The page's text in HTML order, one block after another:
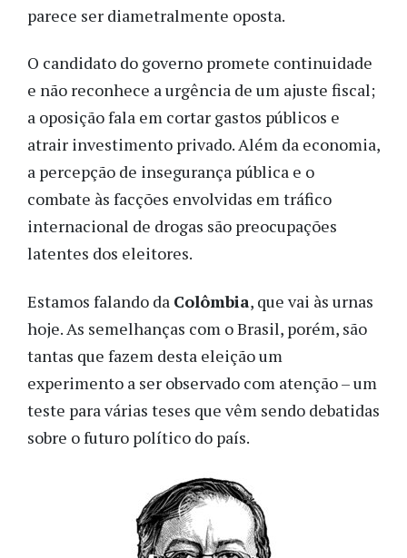
parece ser diametralmente oposta.
O candidato do governo promete continuidade
e não reconhece a urgência de um ajuste fiscal;
a oposição fala em cortar gastos públicos e
atrair investimento privado. Além da economia,
a percepção de insegurança pública e o
combate às facções envolvidas em tráfico
internacional de drogas são preocupações
latentes dos eleitores.
Estamos falando da Colômbia, que vai às urnas
hoje. As semelhanças com o Brasil, porém, são
tantas que fazem desta eleição um
experimento a ser observado com atenção – um
teste para várias teses que vêm sendo debatidas
sobre o futuro político do país.